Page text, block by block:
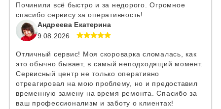
Починили всё быстро и за недорого. Огромное
спасибо сервису за оперативность!
Андреева Екатерина
9.08.2026
Отличный сервис! Моя скороварка сломалась, как
это обычно бывает, в самый неподходящий момент.
Сервисный центр не только оперативно
отреагировал на мою проблему, но и предоставил
временную замену на время ремонта. Спасибо за
ваш профессионализм и заботу о клиентах!